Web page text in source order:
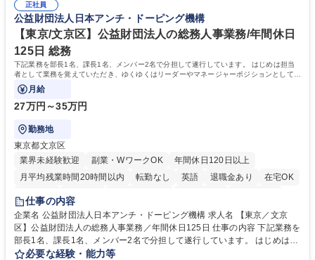
年休120日/デスクワーク中心で残業少なめ
整、資料作成、当日の運営サポート 学歴・資格 学歴：大学院 大学 語学
力： 資格：
正社員
公益財団法人日本アンチ・ドーピング機構
【東京/文京区】公益財団法人の総務人事業務/年間休日
125日 総務
下記業務を部長1名、課長1名、メンバー2名で分担して遂行しています。 はじめは担当
者として業務を覚えていただき、ゆくゆくはリーダーやマネージャーポジションとして活
躍いただくことを期待しています。
月給
27万円～35万円
勤務地
東京都文京区
業界未経験歓迎
副業・WワークOK
年間休日120日以上
月平均残業時間20時間以内
転勤なし 英語 退職金あり
在宅OK
賞与あり
育休あり
食事補助あり
仕事の内容
企業名 公益財団法人日本アンチ・ドーピング機構 求人名 【東京／文京
区】公益財団法人の総務人事業務／年間休日125日 仕事の内容 下記業務を
部長1名、課長1名、メンバー2名で分担して遂行しています。 はじめは担
当者として業務を覚えていただき、ゆくゆくはリーダーやマネージャーポ
必要な経験・能力等